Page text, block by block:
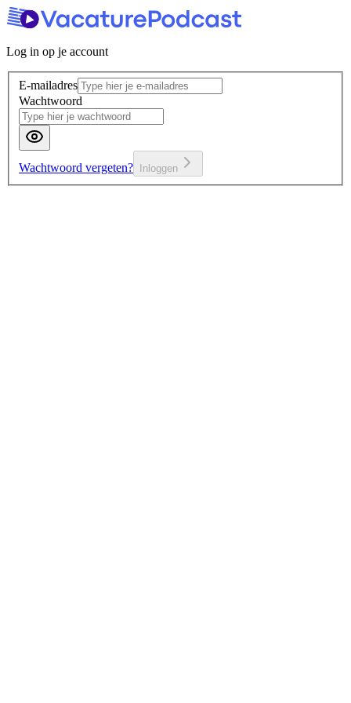
Log in op je account
E-mailadres
Wachtwoord
Wachtwoord vergeten? Inloggen